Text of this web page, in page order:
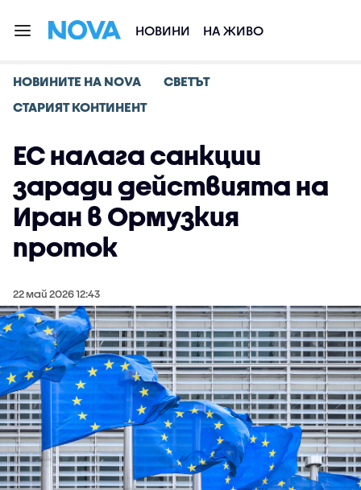
НОВИНИ НА ЖИВО
НОВИНИТЕ НА NOVA
СВЕТЪТ
СТАРИЯТ КОНТИНЕНТ
ЕС налага санкции
заради действията на
Иран в Ормузкия
проток
22 май 2026 12:43